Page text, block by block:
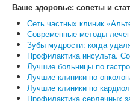
Ваше здоровье: советы и
Сеть частных клиник
Современные методы
Зубы мудрости: когда
Профилактика инсульта.
Лучшие больницы по
Лучшие клиники по
Лучшие клиники по
Профилактика сердечных